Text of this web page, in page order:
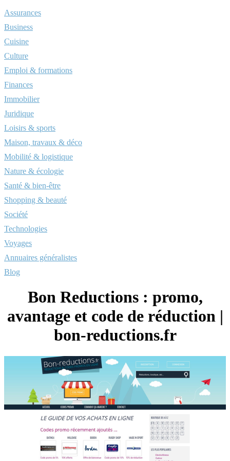
Assurances
Business
Cuisine
Culture
Emploi & formations
Finances
Immobilier
Juridique
Loisirs & sports
Maison, travaux & déco
Mobilité & logistique
Nature & écologie
Santé & bien-être
Shopping & beauté
Société
Technologies
Voyages
Annuaires généralistes
Blog
Bon Reductions : promo,
avantage et code de réduction |
bon-reductions.fr